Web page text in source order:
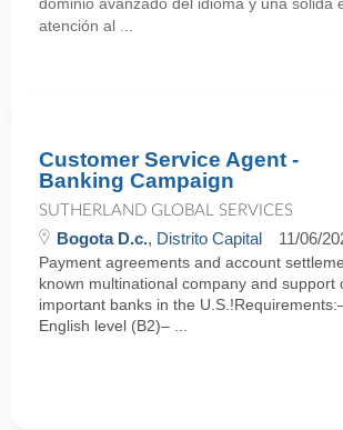
atención al ...
Customer Service Agent -
Banking Campaign
SUTHERLAND GLOBAL SERVICES
Bogota D.c., Distrito Capital 11/06/
Payment agreements and account
known multinational company and support
important banks in the
English level (B2)– ...